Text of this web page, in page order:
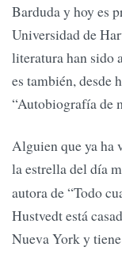
Barduda y hoy es
Universidad de
literatura han sido
es también, desde
“Autobiografía de
Alguien que ya ha
la estrella del día
autora de “Todo
Hustvedt está
Nueva York y